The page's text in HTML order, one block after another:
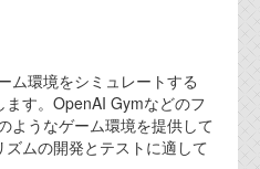
ム環境をシミュレートする
す。OpenAI Gymなどのフ
ようなゲーム環境を提供して
ムの開発とテストに適して